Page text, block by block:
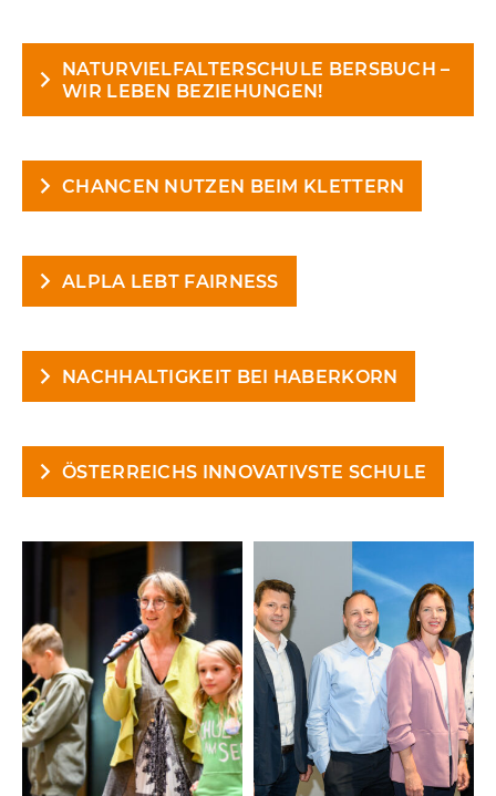
NATURVIELFALTERSCHULE BERSBUCH –
WIR LEBEN BEZIEHUNGEN!
CHANCEN NUTZEN BEIM KLETTERN
ALPLA LEBT FAIRNESS
NACHHALTIGKEIT BEI HABERKORN
ÖSTERREICHS INNOVATIVSTE SCHULE